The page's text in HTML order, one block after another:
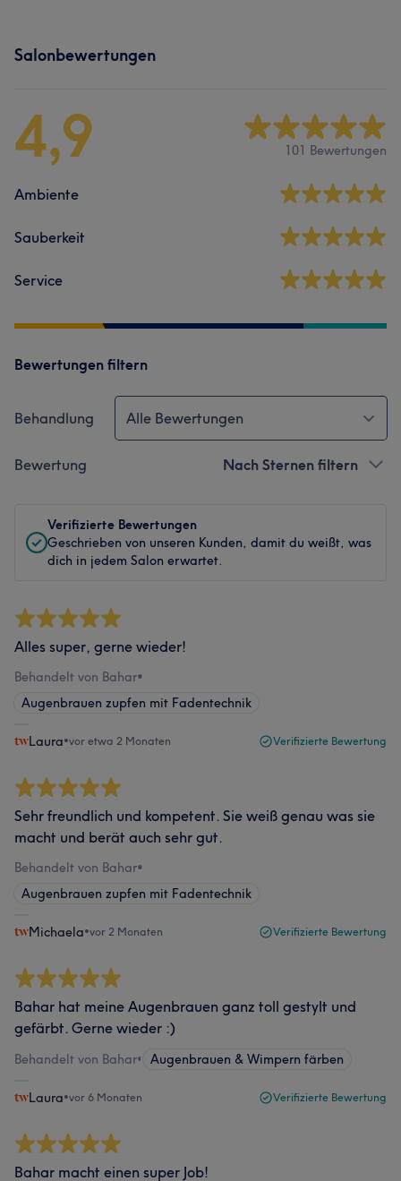
Salonbewertungen
4,9 101 Bewertungen
Ambiente
Sauberkeit
Service
Bewertungen filtern
Behandlung Alle Bewertungen
Bewertung Nach Sternen filtern
Verifizierte Bewertungen
Geschrieben von unseren Kunden, damit du weißt, was
dich in jedem Salon erwartet.
Alles super, gerne wieder!
Behandelt von Bahar•
Augenbrauen zupfen mit Fadentechnik
Laura•vor etwa 2 Monaten Verifizierte Bewertung
Sehr freundlich und kompetent. Sie weiß genau was sie
macht und berät auch sehr gut.
Behandelt von Bahar•
Augenbrauen zupfen mit Fadentechnik
Michaela•vor 2 Monaten Verifizierte Bewertung
Bahar hat meine Augenbrauen ganz toll gestylt und
gefärbt. Gerne wieder :)
Behandelt von Bahar• Augenbrauen & Wimpern färben
Laura•vor 6 Monaten Verifizierte Bewertung
Bahar macht einen super Job!